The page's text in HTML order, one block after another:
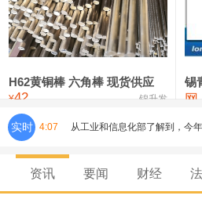
铸造铝合金锭(ZLD104) 24,300—24,500
压铸锌合金锭 26,500—26,700
氯化镍 38,300—40,300
H62黄铜棒 六角棒 现货供应
¥42 锦升发
锡
网
实时 4:07 从工业和信息化部了解到，今
稳，主要指标保持较快增长，
资讯 要闻 财经